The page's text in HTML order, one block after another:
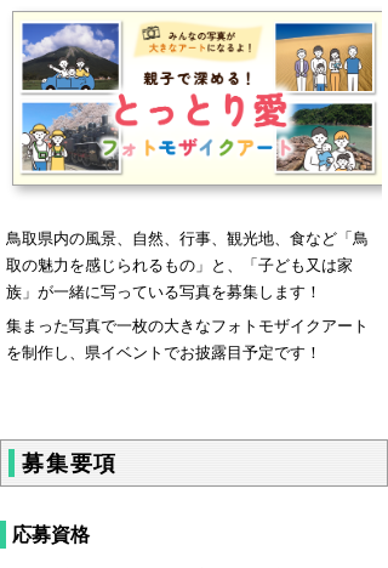
鳥取県内の風景、自然、行事、観光地、食など「鳥
取の魅力を感じられるもの」と、「子ども又は家
族」が一緒に写っている写真を募集します！
集まった写真で一枚の大きなフォトモザイクアート
を制作し、県イベントでお披露目予定です！
募集要項
応募資格